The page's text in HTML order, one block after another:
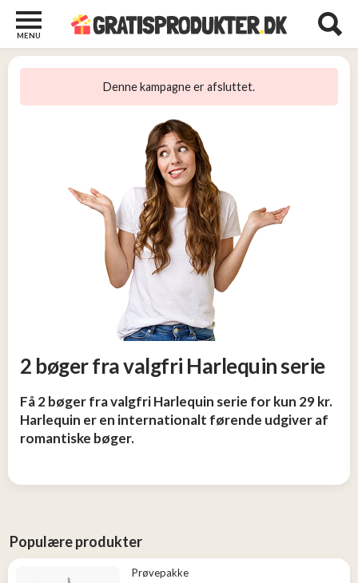
MENU
Denne kampagne er afsluttet.
2 bøger fra valgfri Harlequin serie
Få 2 bøger fra valgfri Harlequin serie for kun 29 kr.
Harlequin er en internationalt førende udgiver af
romantiske bøger.
Populære produkter
Prøvepakke
Børn
Underholdning
Undertøj
og
2
Konkurrencer
Populære
produkter